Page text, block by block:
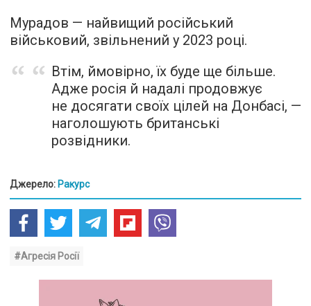
Мурадов — найвищий російський
військовий, звільнений у 2023 році.
Втім, ймовірно, їх буде ще більше.
Адже росія й надалі продовжує
не досягати своїх цілей на Донбасі, —
наголошують британські
розвідники.
Джерело: Ракурс
#Агресія Росії